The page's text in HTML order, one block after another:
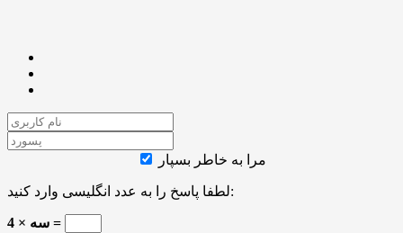
مرا به خاطر بسپار
لطفا پاسخ را به عدد انگلیسی وارد کنید:
4 × سه =